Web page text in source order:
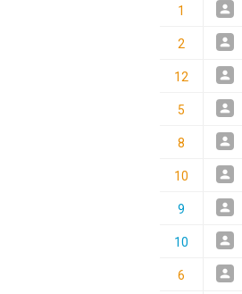
1 
2 
12 
5 
8 
10 
9 
10 
6 